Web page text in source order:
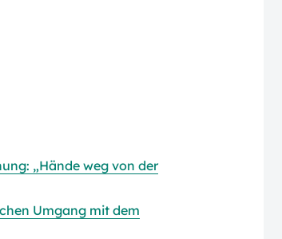
„Hände weg von der
Umgang mit dem